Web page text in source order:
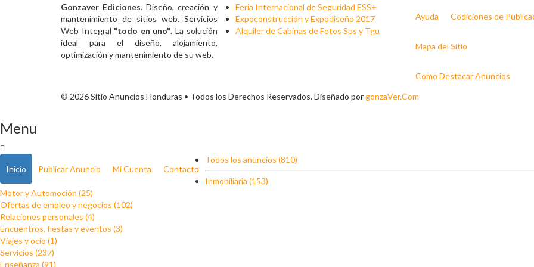
Gonzaver Ediciones. Diseño, creación y
mantenimiento de sitios web. Servicios
Web Integral "todo en uno". La solución
ideal para el diseño, alojamiento,
optimización y mantenimiento de su web.
Feria Internacional de Seguridad ESS+
Expoconstrucción y Expodiseño 2017
Alquiler de Cabinas de Fotos Sps y Tgu
Ayuda Codiciones de
Mapa del Sitio
Como Destacar Anuncios
© 2026 Sitio Anuncios Honduras • Todos los Derechos Reservados. Diseñado porgonzaVer.Com
Menu
Inicio Publicar Anuncio Mi Cuenta Contacto
Todos los anuncios (810)
Inmobiliaria (153)
Motor y Automoción (25)
Ofertas de empleo y negocios (102)
Relaciones personales (4)
Encuentros, fiestas y eventos (3)
Viajes y ocio (1)
Servicios (237)
Enseñanza (91)